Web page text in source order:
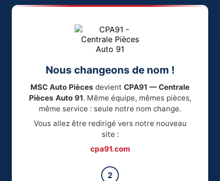
Nous changeons de nom !
MSC Auto Pièces devient CPA91 — Centrale
Pièces Auto 91. Même équipe, mêmes pièces,
même service : seule notre nom change.
Vous allez être redirigé vers notre nouveau
site :
cpa91.com
2